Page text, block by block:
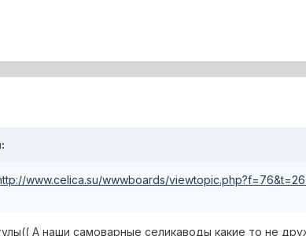
www.celica.su/wwwboards/
А наши самоварные селикаводы какие то не